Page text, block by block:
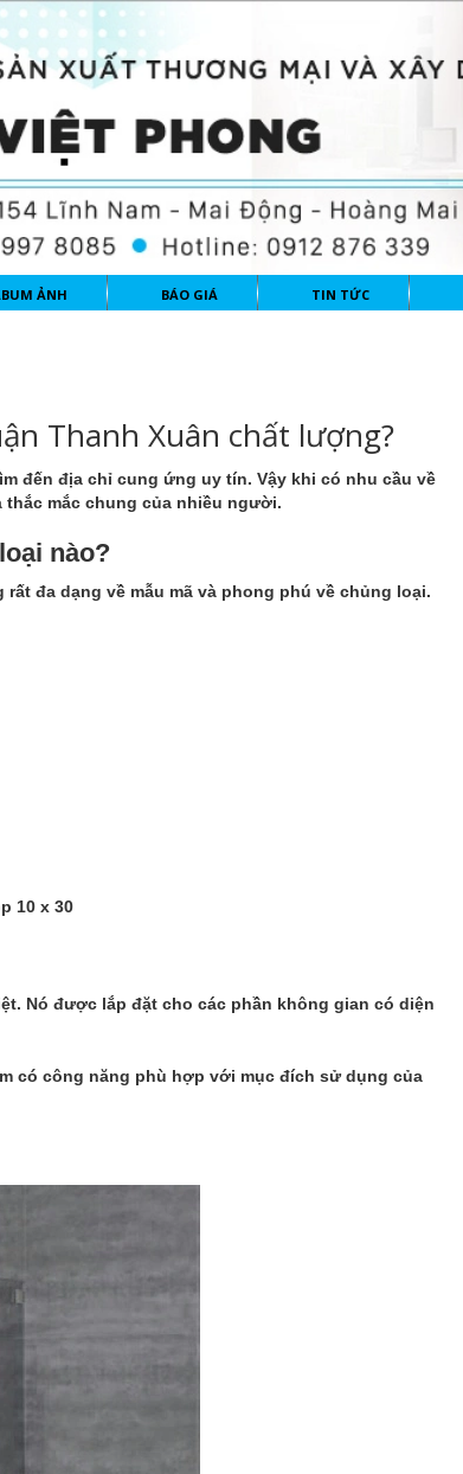
ẢNH BÁO GIÁ TIN TỨC
Thanh Xuân chất lượng?
đến địa chỉ cung ứng uy tín. Vậy khi có nhu cầu về
thắc mắc chung của nhiều người.
nào?
đa dạng về mẫu mã và phong phú về chủng loại.
10 x 30
Nó được lắp đặt cho các phần không gian có diện
có công năng phù hợp với mục đích sử dụng của